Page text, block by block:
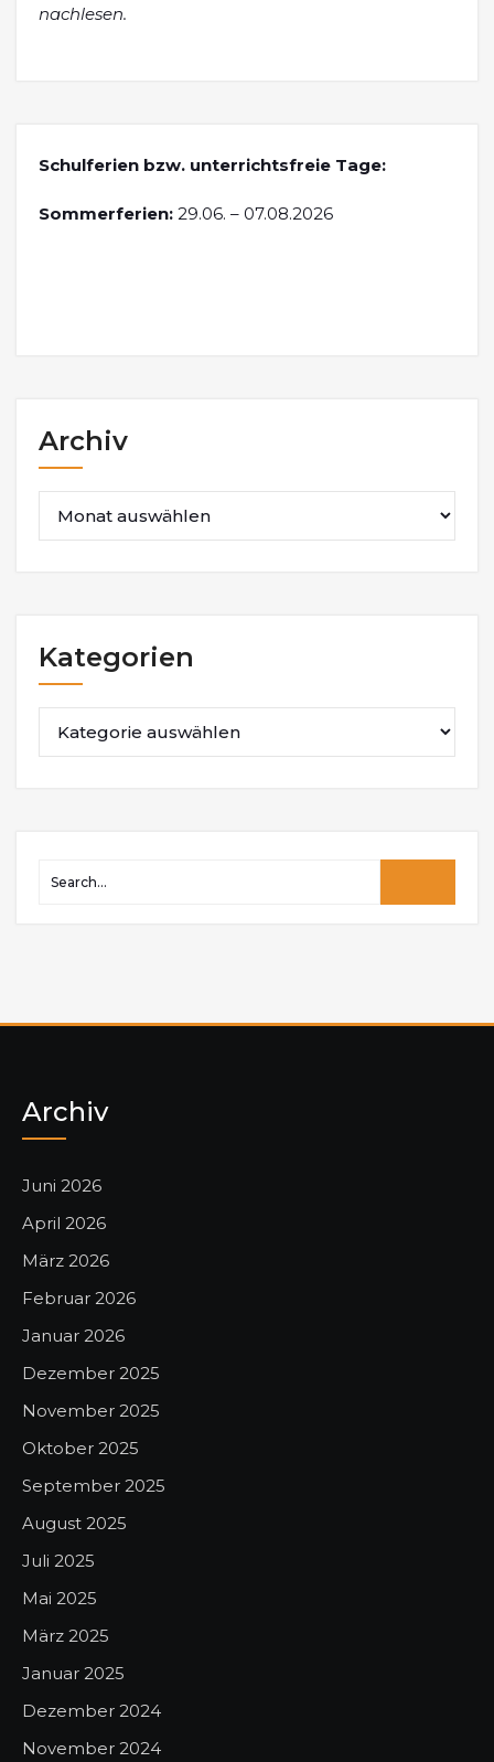
nachlesen.
Schulferien bzw. unterrichtsfreie Tage:
Sommerferien: 29.06. – 07.08.2026
ArchivArchiv
Kategorien
Archiv
Juni 2026
April 2026
März 2026
Februar 2026
Januar 2026
Dezember 2025
November 2025
Oktober 2025
September 2025
August 2025
Juli 2025
Mai 2025
März 2025
Januar 2025
Dezember 2024
November 2024